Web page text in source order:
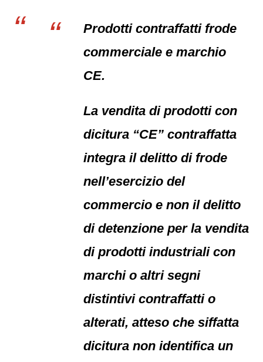
Prodotti contraffatti frode
commerciale e marchio
CE.
La vendita di prodotti con
dicitura “CE” contraffatta
integra il delitto di frode
nell’esercizio del
commercio e non il delitto
di detenzione per la vendita
di prodotti industriali con
marchi o altri segni
distintivi contraffatti o
alterati, atteso che siffatta
dicitura non identifica un